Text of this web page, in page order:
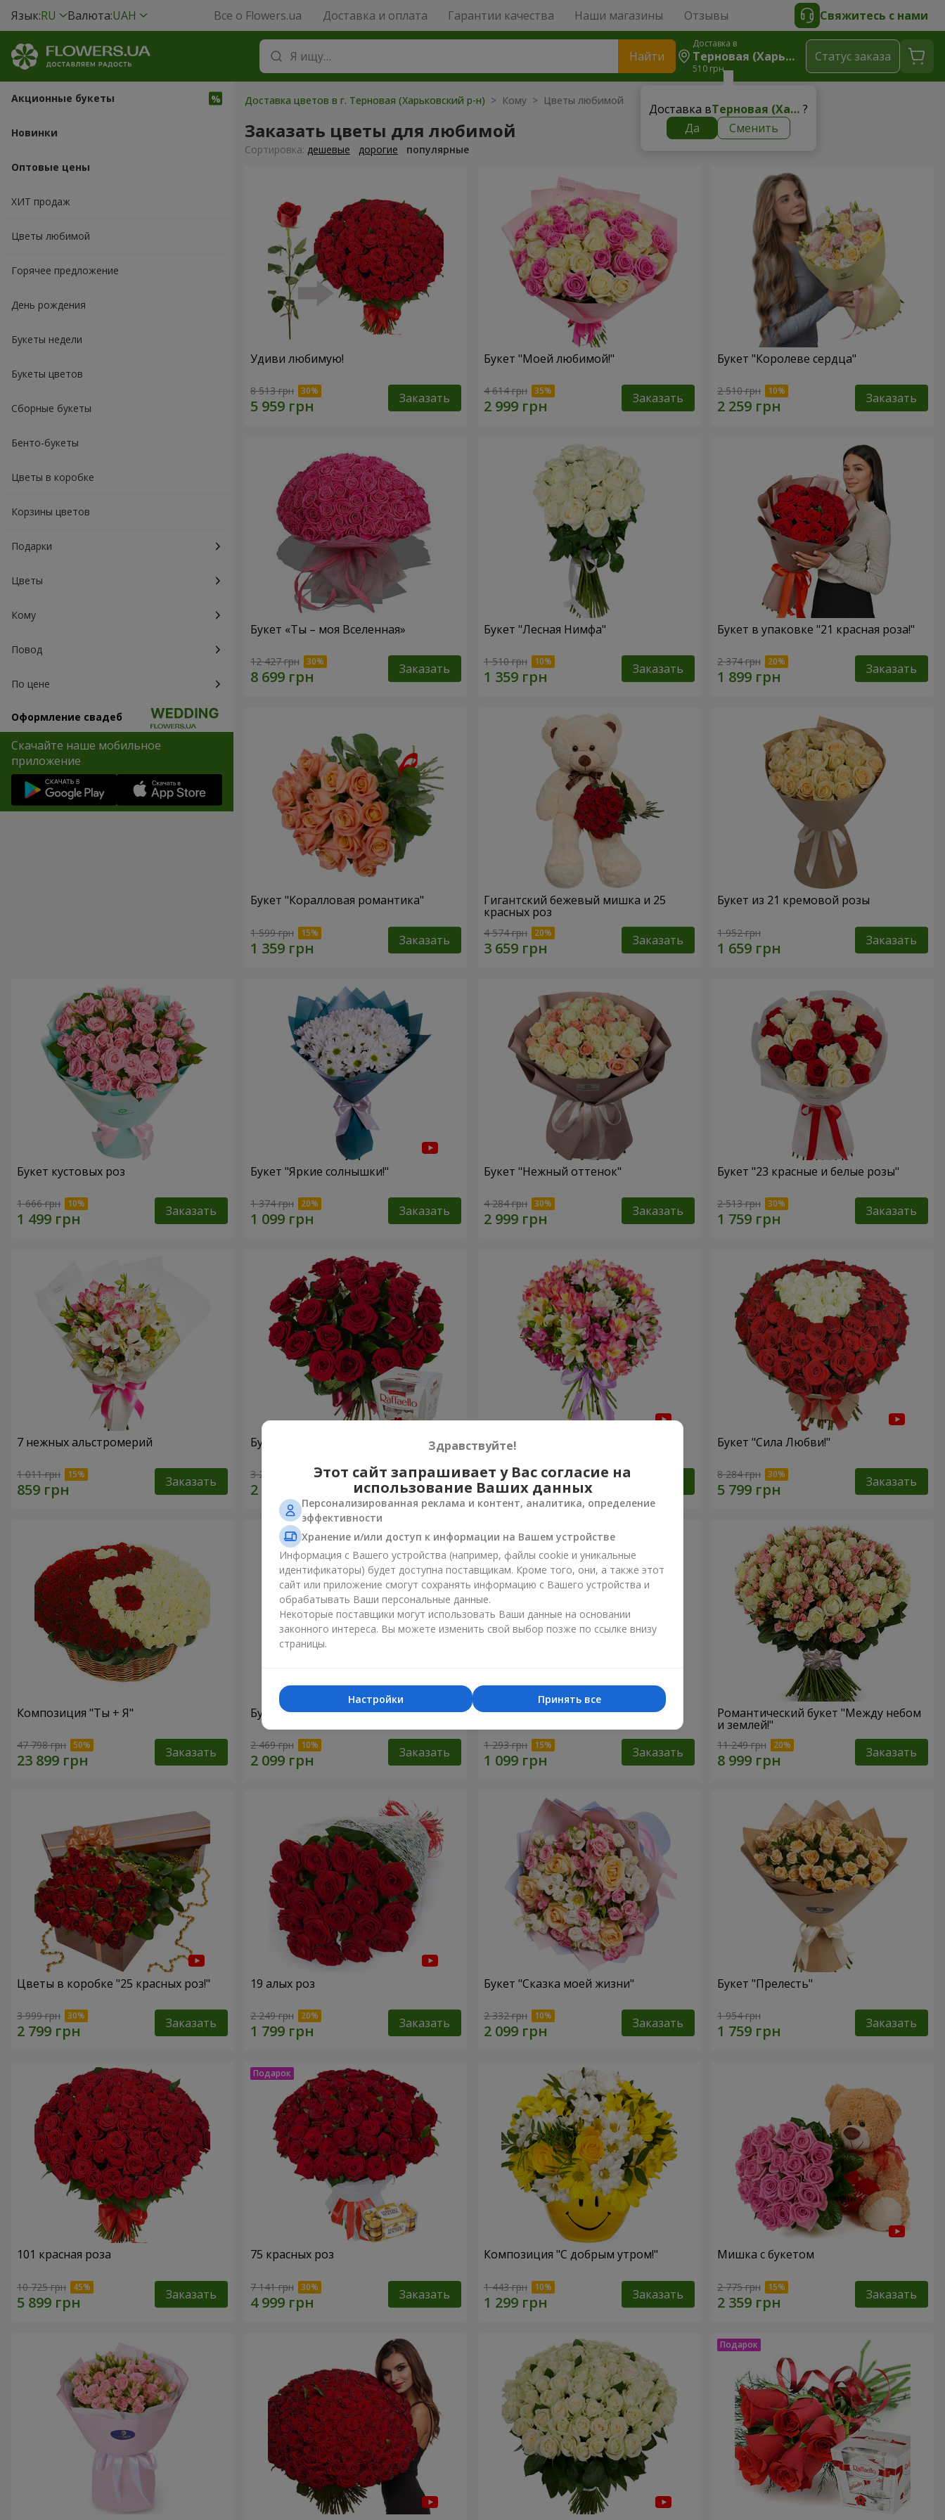
Язык:RU Валюта:UAH Все о Flowers.ua Доставка и оплата Гарантии качества Наши магазины Отзывы Свяжитесь с нами
Найти
Доставка в
Терновая (Харьковский Р-Н)
510 грн
Доставка в Терновая (Харьковский р-н) ?
Да
Сменить
Cтатус заказа
Акционные букеты
Новинки
Оптовые цены
ХИТ продаж
Цветы любимой
Горячее предложение
День рождения
Букеты недели
Букеты цветов
Сборные букеты
Бенто-букеты
Цветы в коробке
Корзины цветов
Подарки
Цветы
Кому
Повод
По цене
Оформление свадеб
Скачайте наше мобильное
приложение
Доставка цветов в г. Терновая (Харьковский р-н) > Кому > Цветы любимой
Заказать цветы для любимой
Cортировка: дешевые дорогие популярные
Удиви любимую!
8 513 грн Заказать
Букет "Моей любимой!"
4 614 грн Заказать
Букет "Королеве сердца"
2 510 грн Заказать
Букет «Ты – моя Вселенная»
12 427 грн Заказать
Букет "Лесная Нимфа"
1 510 грн Заказать
Букет в упаковке "21 красная роза!"
2 374 грн Заказать
Букет "Коралловая романтика"
1 599 грн Заказать
Гигантский бежевый мишка и 25
красных роз
4 574 грн Заказать
Букет из 21 кремовой розы
1 952 грн Заказать
Букет кустовых роз
1 666 грн Заказать
Букет "Яркие солнышки!"
1 374 грн Заказать
Букет "Нежный оттенок"
4 284 грн Заказать
Букет "23 красные и белые розы"
2 513 грн Заказать
7 нежных альстромерий
1 011 грн Заказать
Букет "В День рождения, с любовью!"
3 229 грн Заказать
Букет "Сказка для двоих!"
1 510 грн
Букет "Сила Любви!"
8 284 грн Заказать
Композиция "Ты + Я"
47 798 грн Заказать
Букет "В восторге от тебя!"
2 469 грн Заказать
11 красных роз
1 293 грн Заказать
Романтический букет "Между небом
и землей!"
11 249 грн Заказать
Цветы в коробке "25 красных роз!"
3 999 грн Заказать
19 алых роз
2 249 грн Заказать
Букет "Сказка моей жизни"
2 332 грн Заказать
Букет "Прелесть"
1 954 грн Заказать
101 красная роза
10 725 грн Заказать
75 красных роз
7 141 грн Заказать
Композиция "С добрым утром!"
1 443 грн Заказать
Мишка с букетом
2 775 грн Заказать
Здравствуйте!
Этот сайт запрашивает у Вас согласие на
использование Ваших данных
Персонализированная реклама и контент, аналитика, определение
эффективности
Хранение и/или доступ к информации на Вашем устройстве
Информация с Вашего устройства (например, файлы cookie и уникальные
идентификаторы) будет доступна поставщикам. Кроме того, они, а также этот
сайт или приложение смогут сохранять информацию с Вашего устройства и
обрабатывать Ваши персональные данные.
Некоторые поставщики могут использовать Ваши данные на основании
законного интереса. Вы можете изменить свой выбор позже по ссылке внизу
страницы.
Принять все
Настройки